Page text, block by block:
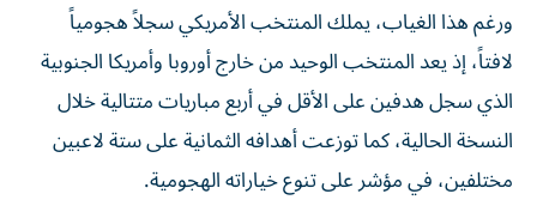
ورغم هذا الغياب، يملك المنتخب الأمريكي سجلاً هجومياً
لافتاً، إذ يعد المنتخب الوحيد من خارج أوروبا وأمريكا الجنوبية
الذي سجل هدفين على الأقل في أربع مباريات متتالية خلال
النسخة الحالية، كما توزعت أهدافه الثمانية على ستة لاعبين
مختلفين، في مؤشر على تنوع خياراته الهجومية.